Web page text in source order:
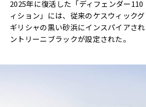
2025年に復活した「ディフェンダー
ィション」には、従来のケスウィックグ
ギリシャの黒い砂浜にインスパイアさ
ントリーニブラックが設定された。